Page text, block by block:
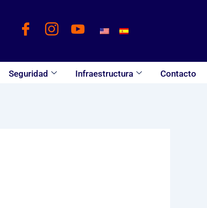
Seguridad Infraestructura
Contacto